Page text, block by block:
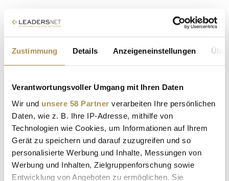
Zustimmung Details Anzeigeneinstellungen
Verantwortungsvoller Umgang mit Ihren Daten
Wir und unsere 58 Partner verarbeiten Ihre persönlichen
Daten, wie z. B. Ihre IP-Adresse, mithilfe von
Technologien wie Cookies, um Informationen auf Ihrem
Gerät zu speichern und darauf zuzugreifen und so
personalisierte Werbung und Inhalte, Messungen von
Werbung und Inhalten, Zielgruppenforschung sowie
Entwicklung von Angeboten zu ermöglichen. Sie